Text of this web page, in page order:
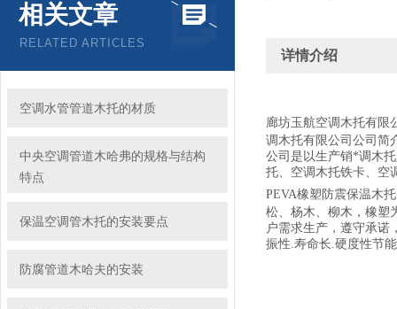
相关文章
RELATED ARTICLES
空调水管管道木托的材质
中央空调管道木哈弗的规格与结构
特点
保温空调管木托的安装要点
防腐管道木哈夫的安装
详情介绍
廊坊玉航空调木托有限
调木托有限公司公司简
公司是以生产销*调木
托、空调木托铁卡、空
PEVA橡塑防震保温木
松、杨木、柳木，橡塑
户需求生产，遵守承诺
振性.寿命长.硬度性节